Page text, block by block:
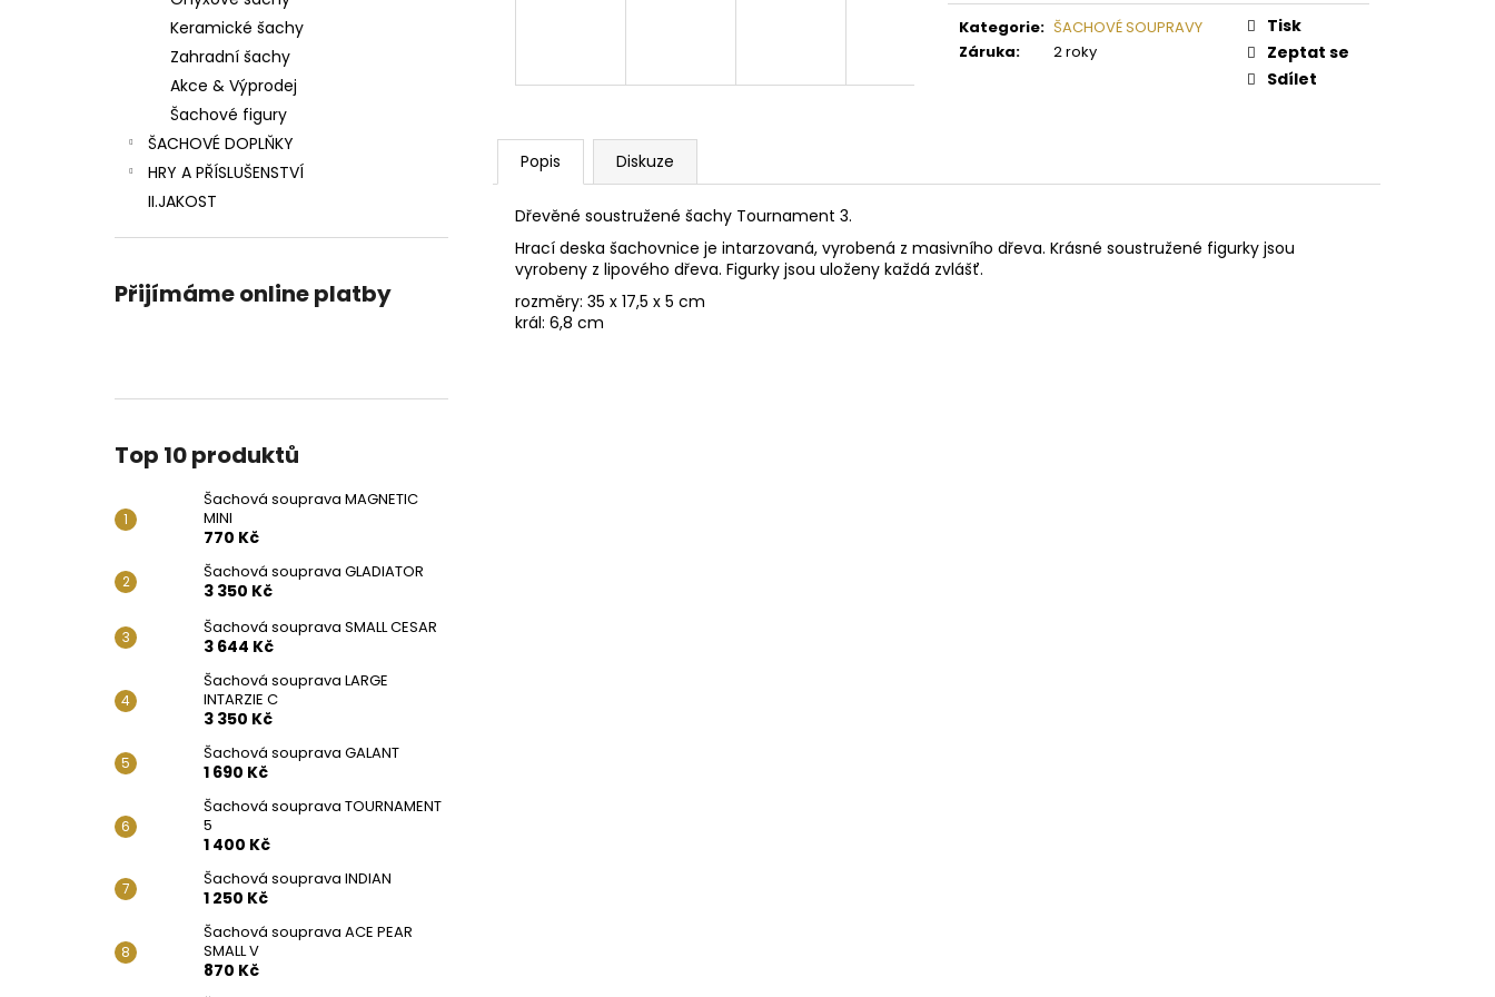
Keramické šachy
Zahradní šachy
Akce & Výprodej
Šachové figury
ŠACHOVÉ DOPLŇKY
HRY A PŘÍSLUŠENSTVÍ
II.JAKOST
Přijímáme online platby
Top 10 produktů
Šachová souprava MAGNETIC
MINI
770 Kč
Šachová souprava GLADIATOR
3 350 Kč
Šachová souprava SMALL CESAR
3 644 Kč
Šachová souprava LARGE
INTARZIE C
3 350 Kč
Šachová souprava GALANT
1 690 Kč
Šachová souprava TOURNAMENT
5
1 400 Kč
Šachová souprava INDIAN
1 250 Kč
Šachová souprava ACE PEAR
SMALL V
870 Kč
Kategorie: ŠACHOVÉ SOUPRAVY
Záruka: 2 roky
Tisk
Zeptat se
Sdílet
Popis Diskuze
Dřevěné soustružené šachy Tournament 3.
Hrací deska šachovnice je intarzovaná, vyrobená z masivního dřeva. Krásné soustružené figurky jsou
vyrobeny z lipového dřeva. Figurky jsou uloženy každá zvlášť.
rozměry: 35 x 17,5 x 5 cm
král: 6,8 cm
ŠACHOVÁ SOUPRAVA MAGNETIC MINI
770 Kč
ŠACHOVÁ SOUPRAVA SMALL CESAR